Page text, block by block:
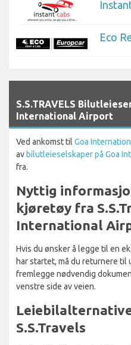
Eco
S.S.TRAVELS
International Airport
Ved ankomst til Goa
avbilutleieselskaper på Goa
fra.
Nyttig
kjøretøy fra
International
Hvis du ønsker å legge til en
har startet, må du returnere til
fremlegge nødvendig
venstre side av veien.
S.S.Travels